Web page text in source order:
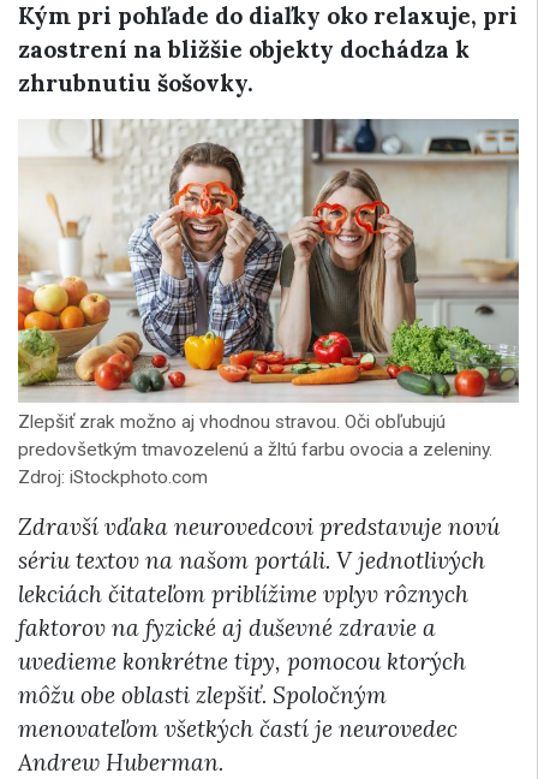
Kým pri pohľade do diaľky oko relaxuje, pri
zaostrení na bližšie objekty dochádza k
zhrubnutiu šošovky.
Zlepšiť zrak možno aj vhodnou stravou. Oči obľubujú
predovšetkým tmavozelenú a žltú farbu ovocia a zeleniny.
Zdroj: iStockphoto.com
Zdravší vďaka neurovedcovi predstavuje novú
sériu textov na našom portáli. V jednotlivých
lekciách čitateľom priblížime vplyv rôznych
faktorov na fyzické aj duševné zdravie a
uvedieme konkrétne tipy, pomocou ktorých
môžu obe oblasti zlepšiť. Spoločným
menovateľom všetkých častí je neurovedec
Andrew Huberman.